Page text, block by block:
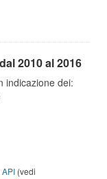
2010 al 2016
indicazione dei:
API (vedi